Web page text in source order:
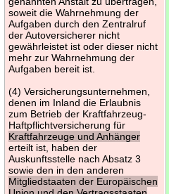
soweit die Wahrnehmung der
Aufgaben durch den Zentralruf
der Autoversicherer nicht
gewährleistet ist oder dieser nicht
mehr zur Wahrnehmung der
Aufgaben bereit ist.
(4) Versicherungsunternehmen,
denen im Inland die Erlaubnis
zum Betrieb der Kraftfahrzeug-
Haftpflichtversicherung für
Kraftfahrzeuge und Anhänger
erteilt ist, haben der
Auskunftsstelle nach Absatz 3
sowie den in den anderen
Mitgliedstaaten der Europäischen